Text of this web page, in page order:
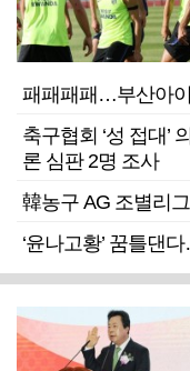
패패패패…부산아
축구협회 ‘성 접대’
론 심판 2명 조사
韓농구 AG 조별리
‘윤나고황’ 꿈틀댄